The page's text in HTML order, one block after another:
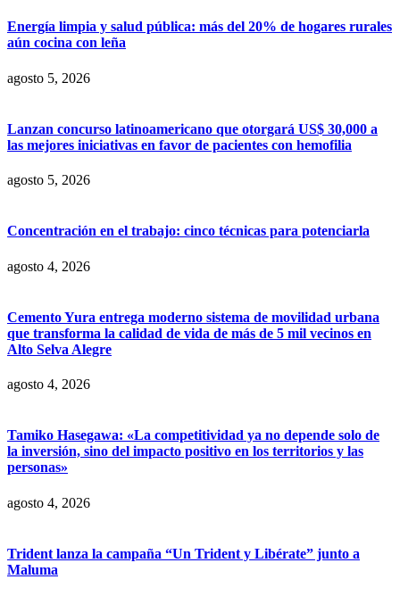
Energía limpia y salud pública: más del 20% de hogares rurales
aún cocina con leña
agosto 5, 2026
Lanzan concurso latinoamericano que otorgará US$ 30,000 a
las mejores iniciativas en favor de pacientes con hemofilia
agosto 5, 2026
Concentración en el trabajo: cinco técnicas para potenciarla
agosto 4, 2026
Cemento Yura entrega moderno sistema de movilidad urbana
que transforma la calidad de vida de más de 5 mil vecinos en
Alto Selva Alegre
agosto 4, 2026
Tamiko Hasegawa: «La competitividad ya no depende solo de
la inversión, sino del impacto positivo en los territorios y las
personas»
agosto 4, 2026
Trident lanza la campaña “Un Trident y Libérate” junto a
Maluma